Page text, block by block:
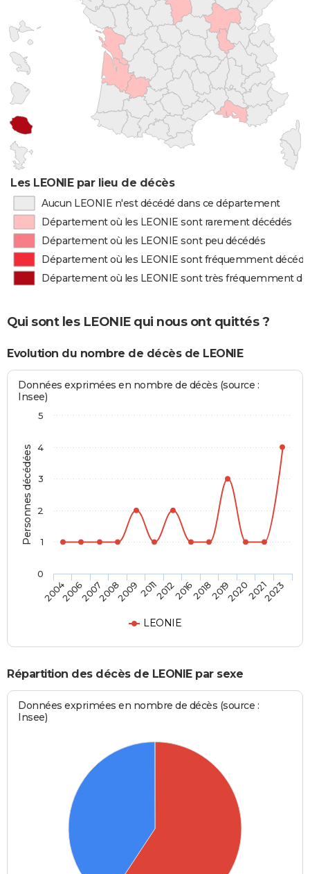
Les LEONIE par lieu de décès
Aucun LEONIE n'est décédé dans ce département
Département où les LEONIE sont rarement décédés
Département où les LEONIE sont peu décédés
Département où les LEONIE sont fréquemment
Département où les LEONIE sont très fréquemment
Qui sont les LEONIE qui nous ont quittés ?
Evolution du nombre de décès de LEONIE
Personnes décédées
Données exprimées en nombre de décès (source :
Insee)
LEONIE
2004200620072008200920112012201620182019202020212023
0
1
2
3
4
5
Répartition des décès de LEONIE par sexe
Données exprimées en nombre de décès (source :
Insee)